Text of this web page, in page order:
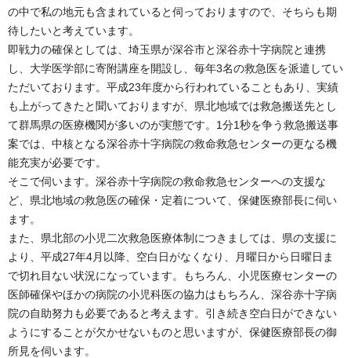
の中で私の地元も含まれていると伺っておりますので、そちらも期
待したいと考えています。
即戦力の確保としては、埼玉県が深谷市と深谷赤十字病院と連携
し、大学医学部に寄附講座を開設し、毎年3名の救急医を派遣してい
ただいております。平成23年度から行われていることもあり、実績
も上がってきたと聞いておりますが、県北地域では救急搬送先とし
て群馬県の医療機関が多いのが実態です。1分1秒を争う救急搬送事
案では、中核となる深谷赤十字病院の救命救急センターの更なる機
能充実が必要です。
そこで伺います。深谷赤十字病院の救命救急センターへの支援な
ど、県北地域の救急医の確保・定着について、保健医療部長に伺い
ます。
また、県北部の小児二次救急医療体制につきましては、県の支援に
より、平成27年4月以降、空白日がなくなり、月曜日から日曜日ま
で切れ目ない状況になっています。もちろん、小児医療センターの
医師確保やほかの病院の小児科医の協力はもちろん、深谷赤十字病
院の自助努力も必要であると考えます。引き続き空白日ができない
ようにすることが欠かせないものと思いますが、保健医療部長の御
所見を伺います。